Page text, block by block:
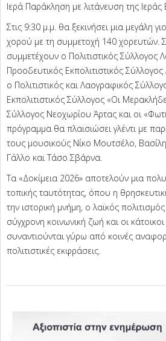
Ιερά Παράκληση με λιτάνευση της Ιεράς
Στις 9:30 μ.μ. θα ξεκινήσει μια μεγάλη
χορού με τη συμμετοχή 140 χορευτών.
συμμετέχουν ο Πολιτιστικός Σύλλογος
Προοδευτικός Εκπολιτιστικός
ο Πολιτιστικός και Λαογραφικός
Εκπολιτιστικός Σύλλογος «Οι
Σύλλογος Νεοχωρίου Άρτας και οι
πρόγραμμα θα πλαισιώσει γλέντι με
τους μουσικούς Νίκο Μουτσέλο,
Γάλλο και Τάσο Σβάρνα.
Τα «Δοκίμεια 2026» αποτελούν μια
τοπικής ταυτότητας, όπου η
την ιστορική μνήμη, ο λαϊκός
σύγχρονη κοινωνική ζωή και οι
συναντιούνται γύρω από κοινές
πολιτιστικές εκφράσεις.